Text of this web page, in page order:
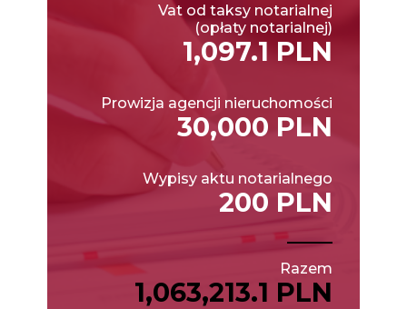
Vat od taksy notarialnej
(opłaty notarialnej)
1,097.1 PLN
Prowizja agencji nieruchomości
30,000 PLN
Wypisy aktu notarialnego
200 PLN
Razem
1,063,213.1 PLN